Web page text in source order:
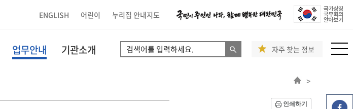
ENGLISH 어린이 누리집 안내지도
업무안내 기관소개 자주 찾는 정보
>
인쇄하기